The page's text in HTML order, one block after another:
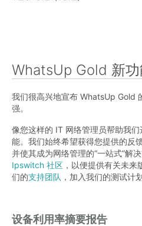
WhatsUp Gold 新
我们很高兴地宣布 WhatsUp Gold
强。
像您这样的 IT 网络管理员帮助我
能。我们始终希望获得您提供的反
并使其成为网络管理的“一站式”解
Ipswitch 社区 ，以便提供有关未
们的支持团队 ，加入我们的测试计划
设备利用率摘要报告